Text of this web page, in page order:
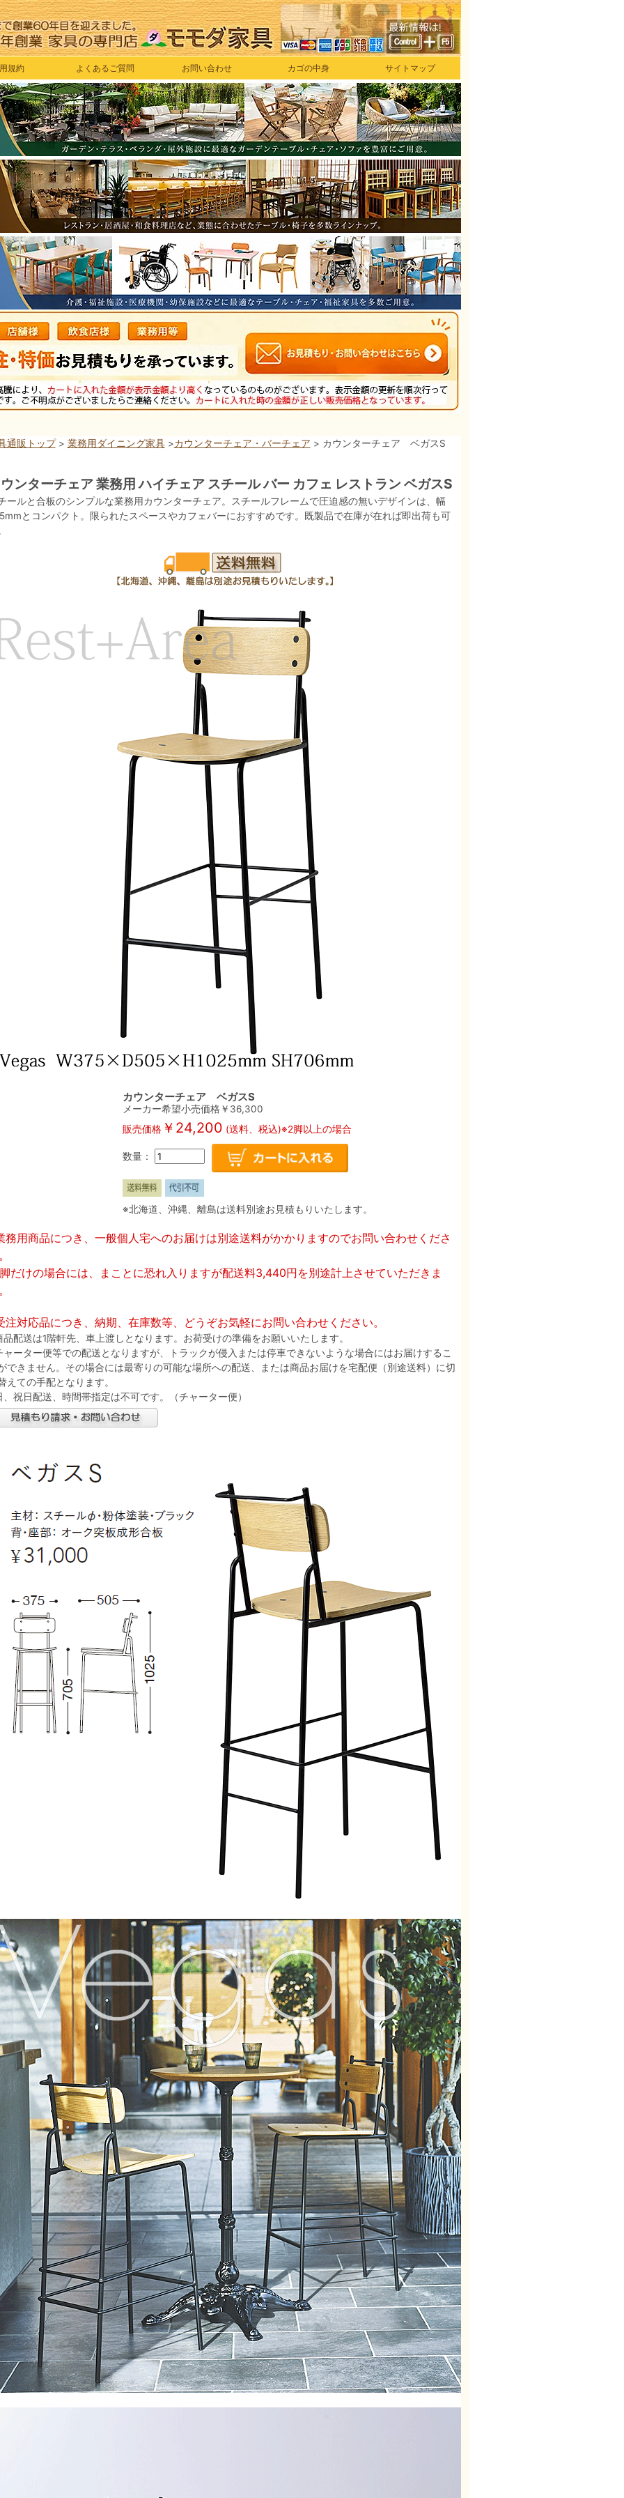
規約 よくあるご質問 お問い合わせ カゴの中身 サイトマップ
通販トップ> 業務用ダイニング家具>カウンターチェア・バーチェア > カウンターチェア ベガスS
ンターチェア 業務用 ハイチェア スチール バー カフェ レストラン ベガスS
ールと合板のシンプルな業務用カウンターチェア。スチールフレームで圧迫感の無いデザインは、幅
とコンパクト。限られたスペースやカフェバーにおすすめです。既製品で在庫が在れば即出荷も可
カウンターチェア ベガスS
メーカー希望小売価格￥ 36,300
販売価格￥ 24,200 (送料、税込)※2脚以上の場合
数量：
※北海道、沖縄、離島は送料別途お見積もりいたします。
務用商品につき、一般個人宅へのお届けは別途送料がかかりますのでお問い合わせくださ
だけの場合には、まことに恐れ入りますが配送料3,440円を別途計上させていただきま
注対応品につき、納期、在庫数等、どうぞお気軽にお問い合わせください。
品配送は1階軒先、車上渡しとなります。お荷受けの準備をお願いいたします。
ャーター便等での配送となりますが、トラックが侵入または停車できないような場合にはお届けするこ
できません。その場合には最寄りの可能な場所への配送、または商品お届けを宅配便（別途送料）に切
えての手配となります。
、祝日配送、時間帯指定は不可です。（チャーター便）